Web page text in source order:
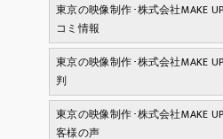
東京の映像制作･株式会社MAKE UP
コミ情報
東京の映像制作･株式会社MAKE UP
判
東京の映像制作･株式会社MAKE UP
客様の声